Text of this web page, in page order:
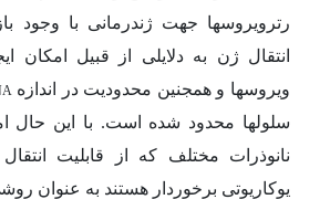
رترویروس­ها جهت ژندرمانی با وجود
انتقال ژن به دلایلی از قبیل امکان
ویروس­ها و همجنین محدودیت در اندازه
سلول­ها محدود شده است. با این حال
نانوذرات مختلف که از قابلیت
یوکاریوتی برخوردار هستند به عنوان